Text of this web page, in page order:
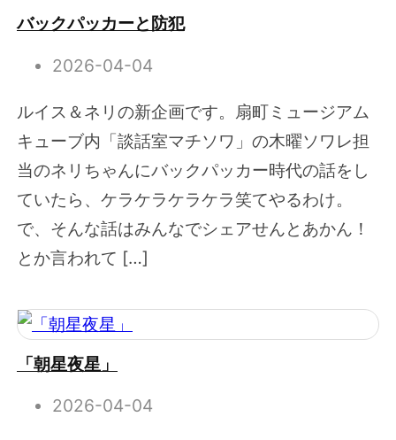
バックパッカーと防犯
2026-04-04
ルイス＆ネリの新企画です。扇町ミュージアム
キューブ内「談話室マチソワ」の木曜ソワレ担
当のネリちゃんにバックパッカー時代の話をし
ていたら、ケラケラケラケラ笑てやるわけ。
で、そんな話はみんなでシェアせんとあかん！
とか言われて […]
「朝星夜星」
2026-04-04